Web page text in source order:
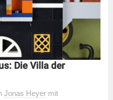
Die Villa der
Jonas Heyer mit